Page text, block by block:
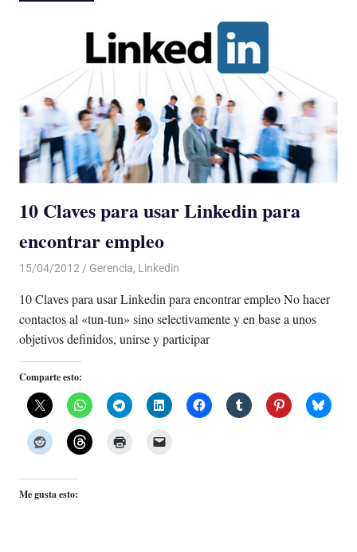
10 Claves para usar Linkedin para
encontrar empleo
15/04/2012 Luis Castellanos
Gerencia, Linkedin
10 Claves para usar Linkedin para encontrar empleo No hacer
contactos al «tun-tun» sino selectivamente y en base a unos
objetivos definidos, unirse y participar
Comparte esto:
Me gusta esto: